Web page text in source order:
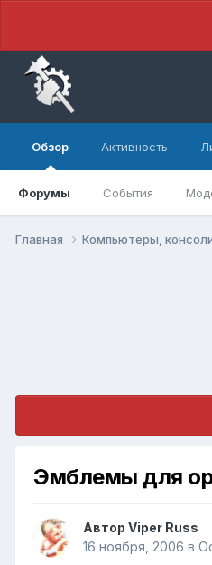
Обзор
Форумы События
Активность
Главная Компьютеры,
Эмблемы для
Автор Viper Russ
16 ноября, 2006 в